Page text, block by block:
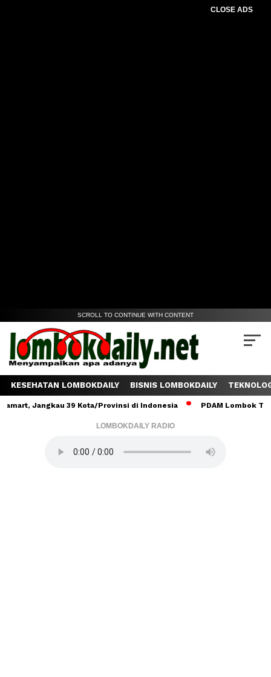
CLOSE ADS
SCROLL TO CONTINUE WITH CONTENT
KESEHATAN LOMBOKDAILY BISNIS LOMBOKDAILY
39 Kota/Provinsi di Indonesia PDAM Lombok Tengah
LOMBOKDAILY RADIO